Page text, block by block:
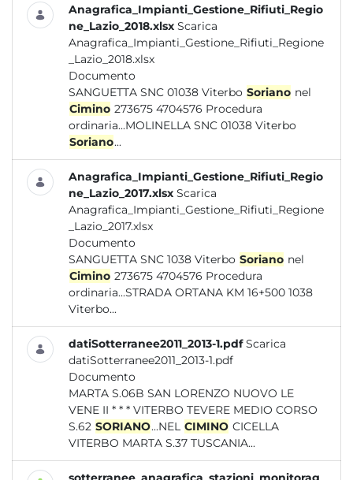
Anagrafica_Impianti_Gestione_Rifiuti_Regio
ne_Lazio_2018.xlsx Scarica
Anagrafica_Impianti_Gestione_Rifiuti_Regione
_Lazio_2018.xlsx
Documento
SANGUETTA SNC 01038 Viterbo Soriano nel
Cimino 273675 4704576 Procedura
ordinaria...MOLINELLA SNC 01038 Viterbo
Soriano...
Anagrafica_Impianti_Gestione_Rifiuti_Regio
ne_Lazio_2017.xlsx Scarica
Anagrafica_Impianti_Gestione_Rifiuti_Regione
_Lazio_2017.xlsx
Documento
SANGUETTA SNC 1038 Viterbo Soriano nel
Cimino 273675 4704576 Procedura
ordinaria...STRADA ORTANA KM 16+500 1038
Viterbo...
datiSotterranee2011_2013-1.pdf Scarica
datiSotterranee2011_2013-1.pdf
Documento
MARTA S.06B SAN LORENZO NUOVO LE
VENE II * * * VITERBO TEVERE MEDIO CORSO
S.62 SORIANO...NEL CIMINO CICELLA
VITERBO MARTA S.37 TUSCANIA...